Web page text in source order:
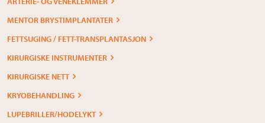
MENTOR BRYSTIMPLANTATER
FETTSUGING / FETT-TRANSPLANTASJON
KIRURGISKE INSTRUMENTER
KIRURGISKE NETT
KRYOBEHANDLING
LUPEBRILLER/HODELYKT